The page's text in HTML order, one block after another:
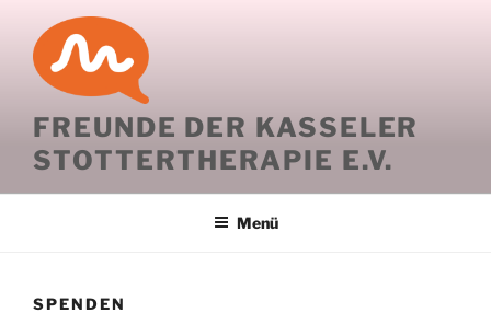
Inhalt
springen
FREUNDE DER KASSELER
STOTTERTHERAPIE E.V.
Menü
SPENDEN